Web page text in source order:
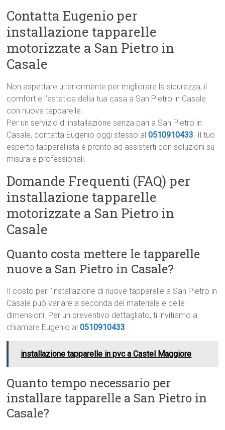
Contatta Eugenio per
installazione tapparelle
motorizzate a San Pietro in
Casale
Non aspettare ulteriormente per migliorare la sicurezza, il
comfort e l’estetica della tua casa a San Pietro in Casale
con nuove tapparelle.
Per un servizio di installazione senza pari a San Pietro in
Casale, contatta Eugenio oggi stesso al0510910433. Il tuo
esperto tapparellista è pronto ad assisterti con soluzioni su
misura e professionali.
Domande Frequenti (FAQ) per
installazione tapparelle
motorizzate a San Pietro in
Casale
Quanto costa mettere le tapparelle
nuove a San Pietro in Casale?
Il costo per l’installazione di nuove tapparelle a San Pietro in
Casale può variare a seconda del materiale e delle
dimensioni. Per un preventivo dettagliato, ti invitiamo a
chiamare Eugenio al0510910433.
installazione tapparelle in pvc a Castel Maggiore
Quanto tempo necessario per
installare tapparelle a San Pietro in
Casale?